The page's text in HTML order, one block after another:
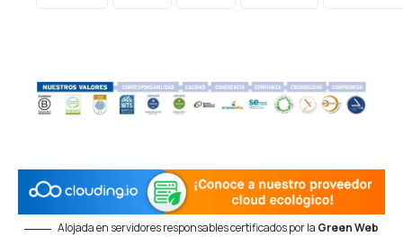
Alojada en servidores responsables certificados por la Green Web